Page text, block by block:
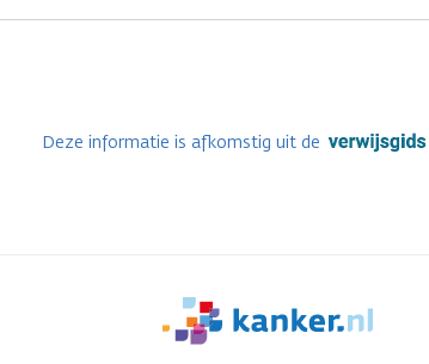
Deze informatie is afkomstig uit de
We